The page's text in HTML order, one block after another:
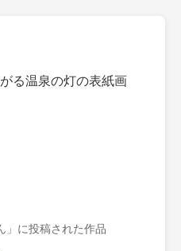
」に投稿された作品